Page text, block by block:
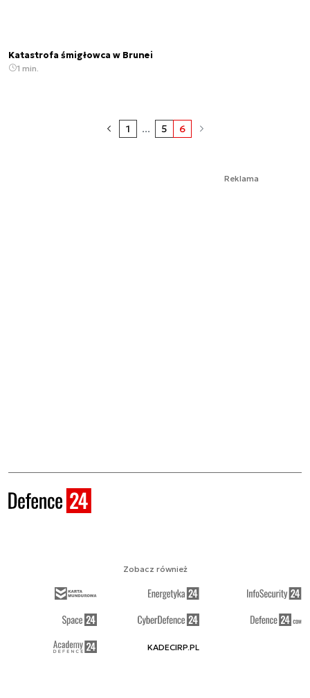
Katastrofa śmigłowca w Brunei
1 min.
1 ... 5 6
Reklama
Zobacz również
KADECIRP.PL